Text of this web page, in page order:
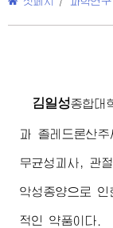
김일성종합대
과 졸레드론산
무균성괴사, 관
악성종양으로 인
적인 약품이다.